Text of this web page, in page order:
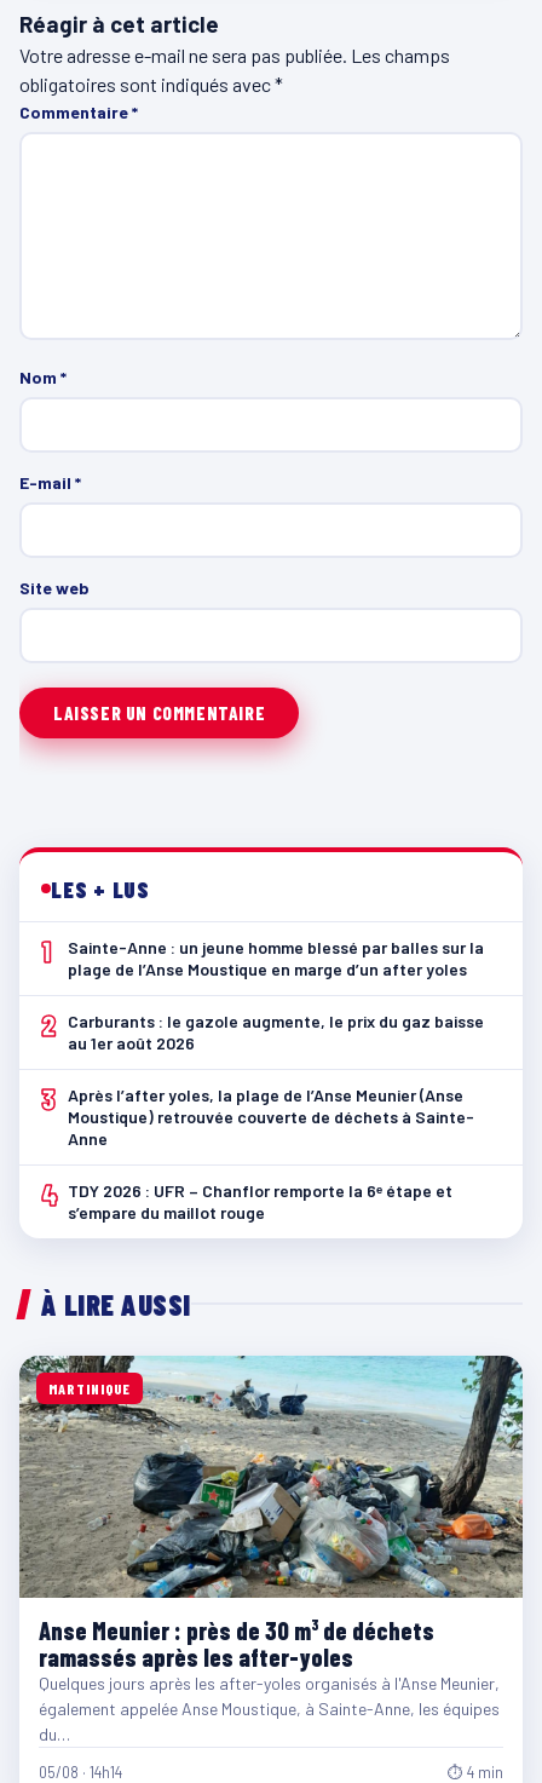
Réagir à cet article
Votre adresse e-mail ne sera pas publiée. Les champs
obligatoires sont indiqués avec*
Commentaire*
Nom *
E-mail *
Site web
LES + LUS
1
Sainte-Anne : un jeune homme blessé par balles sur la
plage de l’Anse Moustique en marge d’un after yoles
2
Carburants : le gazole augmente, le prix du gaz baisse
au 1er août 2026
3 Après l’after yoles, la plage de l’Anse Meunier (Anse
Moustique) retrouvée couverte de déchets à Sainte-
Anne
4 TDY 2026 : UFR – Chanflor remporte la 6ᵉ étape et
s’empare du maillot rouge
À LIRE AUSSI
MARTINIQUE
Anse Meunier : près de 30 m³ de déchets
ramassés après les after-yoles
Quelques jours après les after-yoles organisés à l'Anse Meunier,
également appelée Anse Moustique, à Sainte-Anne, les équipes
du…
05/08 · 14h14 ⏱ 4 min